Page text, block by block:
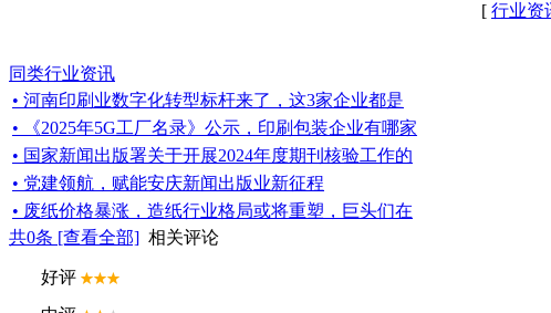
[ 行业资
同类行业资讯
• 河南印刷业数字化转型标杆来了，这3家企业都是
• 《2025年5G工厂名录》公示，印刷包装企业有哪家
• 国家新闻出版署关于开展2024年度期刊核验工作的
• 党建领航，赋能安庆新闻出版业新征程
• 废纸价格暴涨，造纸行业格局或将重塑，巨头们在
共0条 [查看全部] 相关评论